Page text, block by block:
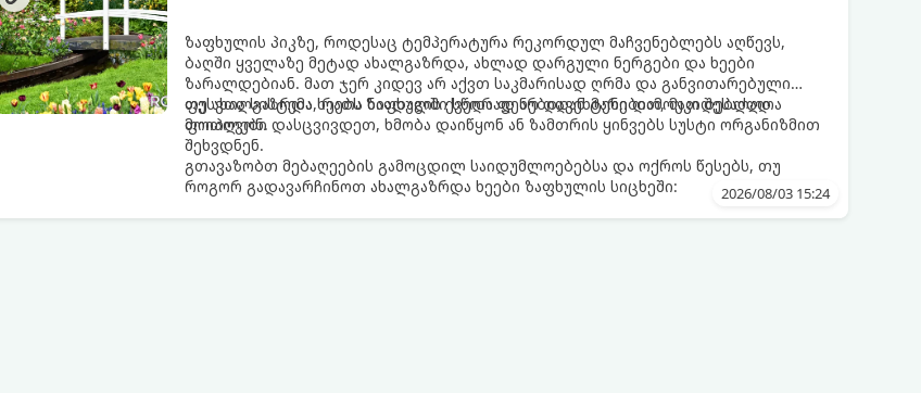
ზაფხულის პიკზე, როდესაც ტემპერატურა რეკორდულ მაჩვენებლებს აღწევს,
ბაღში ყველაზე მეტად ახალგაზრდა, ახლად დარგული ნერგები და ხეები
ზარალდებიან. მათ ჯერ კიდევ არ აქვთ საკმარისად ღრმა და განვითარებული
ფესვთა სისტემა, რათა ნიადაგის ქვედა ფენებიდან ტენი დამოუკიდებლად
მოიპოვონ.
თუ ახალგაზრდა ხეებს ზაფხულში სწორად არ დავეხმარებით, მათ შესაძლოა
ფოთლები დასცვივდეთ, ხმობა დაიწყონ ან ზამთრის ყინვებს სუსტი ორგანიზმით
შეხვდნენ.
გთავაზობთ მებაღეების გამოცდილ საიდუმლოებებსა და ოქროს წესებს, თუ
როგორ გადავარჩინოთ ახალგაზრდა ხეები ზაფხულის სიცხეში:
2026/08/03 15:24